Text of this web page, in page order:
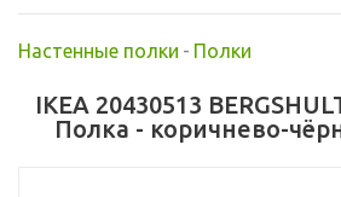
Настенные полки - Полки
IKEA 20430513
Полка - коричнево-